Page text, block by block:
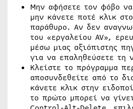
Μην αφήσετε τον φόβο
μην κάνετε ποτέ κλικ
παράθυρο. Αν δεν
του «εργαλείου AV»,
μέσω μιας αξιόπιστης
για να επαληθεύσετε τη
Κλείστε το πρόγραμμα
αποσυνδεθείτε από το
κάνετε κλικ στην
το πρώτο μπορεί να